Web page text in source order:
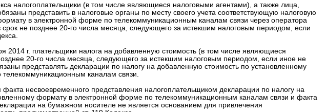
налогоплательщики (в том числе являющиеся налоговыми агентами), а также лица,
представить в налоговые органы по месту своего учета соответствующую налоговую
в электронной форме по телекоммуникационным каналам связи через оператора
срок не позднее 20-го числа месяца, следующего за истекшим налоговым периодом, если
2014 г. плательщики налога на добавленную стоимость (в том числе являющиеся
20-го числа месяца, следующего за истекшим налоговым периодом, если иное не
представлять декларации по налогу на добавленную стоимость по установленному
каналам связи.
несвоевременного представления налогоплательщиком декларации по налогу на
формату в электронной форме по телекоммуникационным каналам связи и факта
на бумажном носителе не является основанием для привлечения